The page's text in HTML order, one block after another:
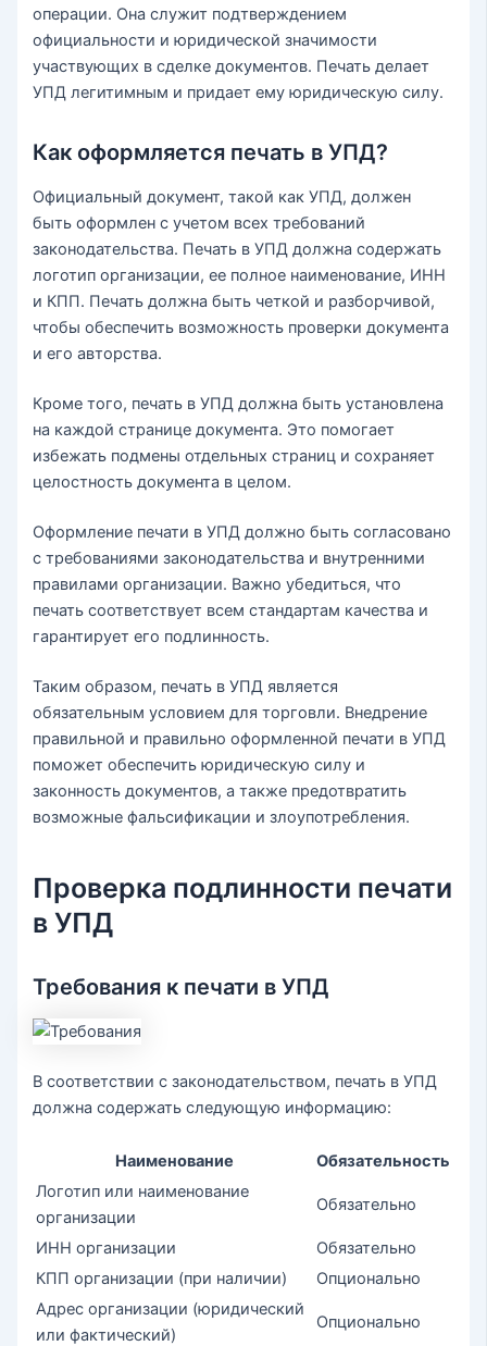
операции. Она служит подтверждением
официальности и юридической значимости
участвующих в сделке документов. Печать делает
УПД легитимным и придает ему юридическую силу.
Как оформляется печать в УПД?
Официальный документ, такой как УПД, должен
быть оформлен с учетом всех требований
законодательства. Печать в УПД должна содержать
логотип организации, ее полное наименование, ИНН
и КПП. Печать должна быть четкой и разборчивой,
чтобы обеспечить возможность проверки документа
и его авторства.
Кроме того, печать в УПД должна быть установлена
на каждой странице документа. Это помогает
избежать подмены отдельных страниц и сохраняет
целостность документа в целом.
Оформление печати в УПД должно быть согласовано
с требованиями законодательства и внутренними
правилами организации. Важно убедиться, что
печать соответствует всем стандартам качества и
гарантирует его подлинность.
Таким образом, печать в УПД является
обязательным условием для торговли. Внедрение
правильной и правильно оформленной печати в УПД
поможет обеспечить юридическую силу и
законность документов, а также предотвратить
возможные фальсификации и злоупотребления.
Проверка подлинности печати
в УПД
Требования к печати в УПД
В соответствии с законодательством, печать в УПД
должна содержать следующую информацию:
Наименование
Обязательность
Логотип или наименование
организации
Обязательно
ИНН организации
Обязательно
КПП организации (при наличии)
Опционально
Адрес организации (юридический
или фактический)
Опционально